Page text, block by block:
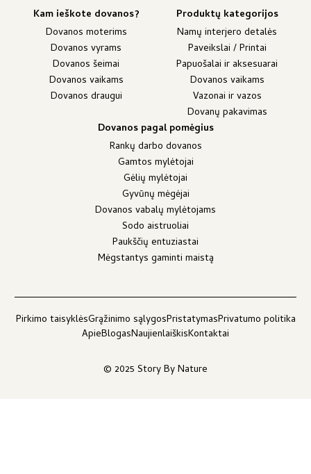
Kam ieškote dovanos?
Dovanos moterims
Dovanos vyrams
Dovanos šeimai
Dovanos vaikams
Dovanos draugui
Produktų kategorijos
Namų interjero detalės
Paveikslai / Printai
Papuošalai ir aksesuarai
Dovanos vaikams
Vazonai ir vazos
Dovanų pakavimas
Dovanos pagal pomėgius
Rankų darbo dovanos
Gamtos mylėtojai
Gėlių mylėtojai
Gyvūnų mėgėjai
Dovanos vabalų mylėtojams
Sodo aistruoliai
Paukščių entuziastai
Mėgstantys gaminti maistą
© 2025 Story By Nature
Pirkimo taisyklėsGrąžinimo sąlygosPristatymasPrivatumo politika
ApieBlogasNaujienlaiškisKontaktai